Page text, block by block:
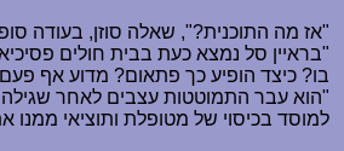
"אז מה התוכנית?", שאלה סוזן, בעודה
"בראיין סל נמצא כעת בבית חולים
בו? כיצד הופיע כך פתאום? מדוע אף
"הוא עבר התמוטטות עצבים לאחר
למוסד בכיסוי של מטופלת ותוציאי ממנו